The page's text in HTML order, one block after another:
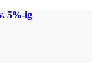
5%-ig